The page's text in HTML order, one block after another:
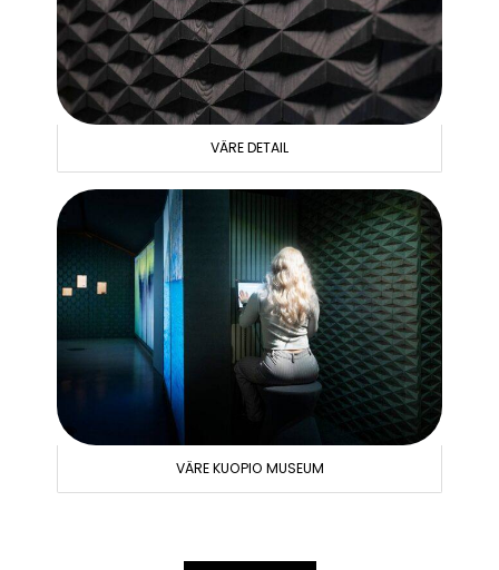
VÄRE DETAIL
VÄRE KUOPIO MUSEUM